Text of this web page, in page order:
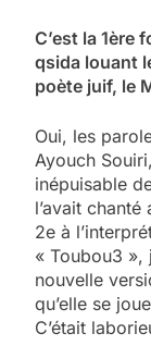
C’est la 1ère
qsida louant
poète juif, le
Oui, les
Ayouch
inépuisable
l’avait
2e à
« Toubou3 »,
nouvelle
qu’elle se
C’était